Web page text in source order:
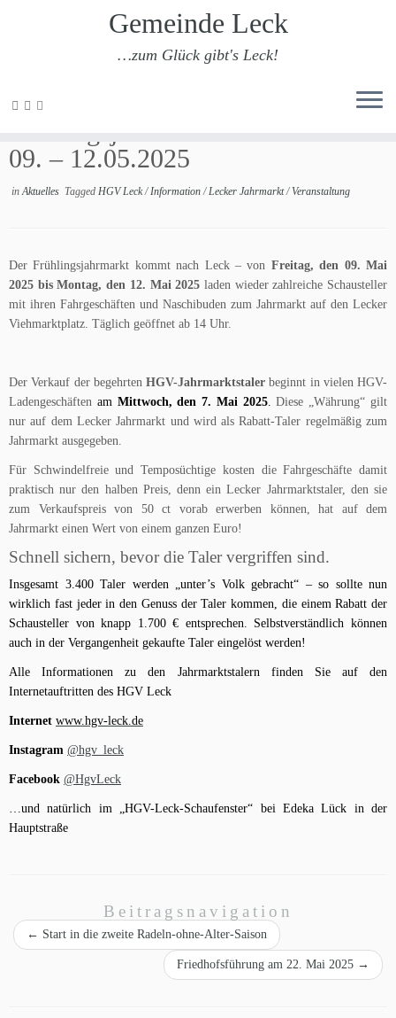
Zum
Gemeinde Leck
…zum Glück gibt's Leck!
09. – 12.05.2025
inAktuelles Tagged HGV Leck/Information/Lecker Jahrmarkt/Veranstaltung
Der Frühlingsjahrmarkt kommt nach Leck – von Freitag, den 09. Mai
2025 bis Montag, den 12. Mai 2025 laden wieder zahlreiche Schausteller
mit ihren Fahrgeschäften und Naschibuden zum Jahrmarkt auf den Lecker
Viehmarktplatz. Täglich geöffnet ab 14 Uhr.
Der Verkauf der begehrten HGV-Jahrmarktstaler beginnt in vielen HGV-
Ladengeschäften am Mittwoch, den 7. Mai 2025. Diese „Währung“ gilt
nur auf dem Lecker Jahrmarkt und wird als Rabatt-Taler regelmäßig zum
Jahrmarkt ausgegeben.
Für Schwindelfreie und Temposüchtige kosten die Fahrgeschäfte damit
praktisch nur den halben Preis, denn ein Lecker Jahrmarktstaler, den sie
zum Verkaufspreis von 50 ct vorab erwerben können, hat auf dem
Jahrmarkt einen Wert von einem ganzen Euro!
Schnell sichern, bevor die Taler vergriffen sind.
Insgesamt 3.400 Taler werden „unter’s Volk gebracht“ – so sollte nun
wirklich fast jeder in den Genuss der Taler kommen, die einem Rabatt der
Schausteller von knapp 1.700 € entsprechen. Selbstverständlich können
auch in der Vergangenheit gekaufte Taler eingelöst werden!
Alle Informationen zu den Jahrmarktstalern finden Sie auf den
Internetauftritten des HGV Leck
Internet www.hgv-leck.de
Instagram @hgv_leck
Facebook @HgvLeck
…und natürlich im „HGV-Leck-Schaufenster“ bei Edeka Lück in der
Hauptstraße
Beitragsnavigation
← Start in die zweite Radeln-ohne-Alter-Saison
Friedhofsführung am 22. Mai 2025 →